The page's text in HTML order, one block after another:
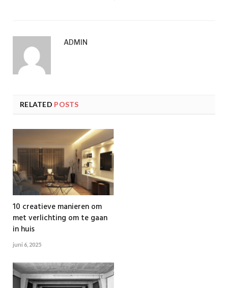
ADMIN
RELATED POSTS
10 creatieve manieren om
met verlichting om te gaan
in huis
juni 6, 2025